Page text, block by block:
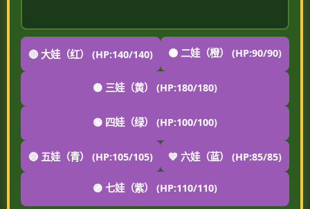
🔴 大娃（红） (HP:140/140) 🟠 二娃（橙） (HP:90/90)
🟡 三娃（黄） (HP:180/180)
🟢 四娃（绿） (HP:100/100)
🔵 五娃（青） (HP:105/105) 💙 六娃（蓝） (HP:85/85)
🟣 七娃（紫） (HP:110/110)